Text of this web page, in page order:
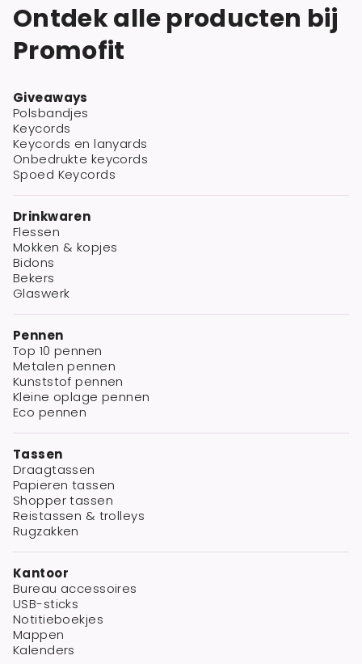
Ontdek alle producten bij
Promofit
Giveaways
Polsbandjes
Keycords
Keycords en lanyards
Onbedrukte keycords
Spoed Keycords
Drinkwaren
Flessen
Mokken & kopjes
Bidons
Bekers
Glaswerk
Pennen
Top 10 pennen
Metalen pennen
Kunststof pennen
Kleine oplage pennen
Eco pennen
Tassen
Draagtassen
Papieren tassen
Shopper tassen
Reistassen & trolleys
Rugzakken
Kantoor
Bureau accessoires
USB-sticks
Notitieboekjes
Mappen
Kalenders